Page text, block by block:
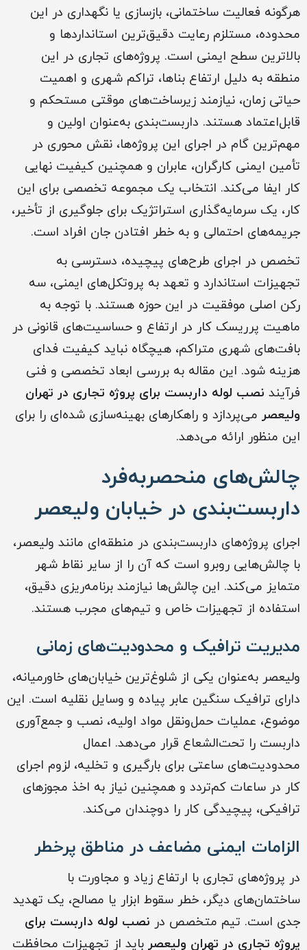
هرگونه فعالیت ساختمانی، بازسازی یا نگهداری در این
محدوده، مستلزم رعایت دقیق‌ترین استانداردها و
بالاترین سطح ایمنی است. پروژه‌های تجاری در این
منطقه به دلیل ارتفاع بناها، تراکم شهری و اهمیت
حیاتی زمان، نیازمند زیرساخت‌های موقتی مستحکم و
قابل‌اعتماد هستند. داربست‌بندی به‌عنوان اولین و
مهم‌ترین گام در اجرای این پروژه‌ها، نقش محوری در
تأمین ایمنی کارگران، عابران و همچنین کیفیت نهایی
کار ایفا می‌کند. انتخاب یک مجموعه تخصصی برای این
کار، یک سرمایه‌گذاری استراتژیک برای جلوگیری از تأخیر،
جریمه‌های احتمالی و به خطر افتادن جان افراد است.
تخصص در اجرای طرح‌های پیچیده، دسترسی به
تجهیزات استاندارد و تعهد به پروتکل‌های ایمنی، سه
رکن اصلی موفقیت در این حوزه هستند. با توجه به
ماهیت پرریسک کار در ارتفاع و حساسیت‌های قانونی در
بافت‌های شهری متراکم، هیچگاه نباید کیفیت فدای
هزینه شود. این مقاله به بررسی ابعاد تخصصی و فنی
فرآیند نصب لوله داربست برای پروژه‌ تجاری در تهران
ولیعصر می‌پردازد و راهکارهای بهینه‌سازی شده‌ای را برای
این منظور ارائه می‌دهد.
چالش‌های منحصربه‌فرد
داربست‌بندی در خیابان ولیعصر
اجرای پروژه‌های داربست‌بندی در منطقه‌ای مانند ولیعصر،
با چالش‌هایی روبرو است که آن را از سایر نقاط شهر
متمایز می‌کند. این چالش‌ها نیازمند برنامه‌ریزی دقیق،
استفاده از تجهیزات خاص و تیم‌های مجرب هستند.
مدیریت ترافیک و محدودیت‌های زمانی
ولیعصر به‌عنوان یکی از شلوغ‌ترین خیابان‌های خاورمیانه،
دارای ترافیک سنگین عابر پیاده و وسایل نقلیه است. این
موضوع، عملیات حمل‌ونقل مواد اولیه، نصب و جمع‌آوری
داربست را تحت‌الشعاع قرار می‌دهد. اعمال
محدودیت‌های ساعتی برای بارگیری و تخلیه، لزوم اجرای
کار در ساعات کم‌تردد و همچنین نیاز به اخذ مجوزهای
ترافیکی، پیچیدگی کار را دوچندان می‌کند.
الزامات ایمنی مضاعف در مناطق پرخطر
در پروژه‌های تجاری با ارتفاع زیاد و مجاورت با
ساختمان‌های دیگر، خطر سقوط ابزار یا مصالح، یک تهدید
جدی است. تیم متخصص در نصب لوله داربست برای
پروژه‌ تجاری در تهران ولیعصر باید از تجهیزات محافظت